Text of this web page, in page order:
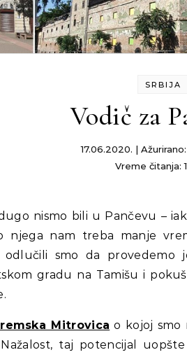
SRBIJA
Vodič za
17.06.2020. |
Vreme čitanja:
njega nam treba manje
smo da provedemo
gradu na Tamišu i
Mitrovica o kojoj smo
taj potencijal